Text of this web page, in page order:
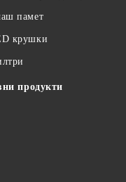
памет
крушки
продукти